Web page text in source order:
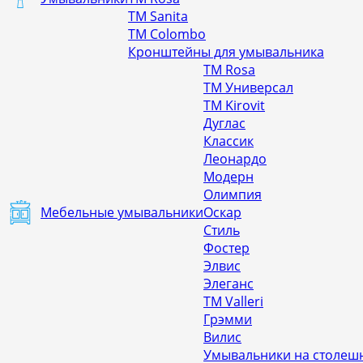
ТМ Sanita
ТМ Colombo
Кронштейны для умывальника
Мебельные умывальники
ТМ Rosa
ТМ Универсал
ТМ Kirovit
Дуглас
Классик
Леонардо
Модерн
Олимпия
Оскар
Стиль
Фостер
Элвис
Элеганс
ТМ Valleri
Грэмми
Вилис
Умывальники на